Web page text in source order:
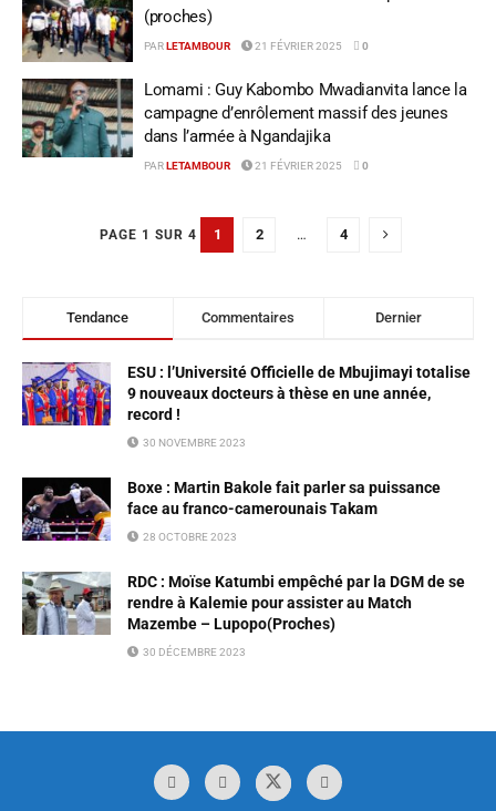
(proches)
PAR LETAMBOUR 21 FÉVRIER 2025 0
Lomami : Guy Kabombo Mwadianvita lance la
campagne d’enrôlement massif des jeunes
dans l’armée à Ngandajika
PARLETAMBOUR 21 FÉVRIER 2025 0
PAGE 1 SUR 4 1 2 … 4
Tendance Commentaires Dernier
ESU : l’Université Officielle de Mbujimayi totalise
9 nouveaux docteurs à thèse en une année,
record !
30 NOVEMBRE 2023
Boxe : Martin Bakole fait parler sa puissance
face au franco-camerounais Takam
28 OCTOBRE 2023
RDC : Moïse Katumbi empêché par la DGM de se
rendre à Kalemie pour assister au Match
Mazembe – Lupopo(Proches)
30 DÉCEMBRE 2023